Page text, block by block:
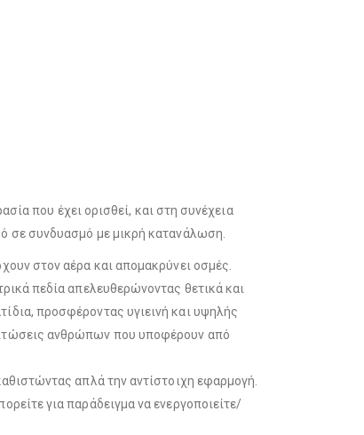
που έχει ορισθεί, και στη συνέχεια
σε συνδυασμό με μικρή κατανάλωση.
στον αέρα και απομακρύνει οσμές.
πεδία απελευθερώνοντας θετικά και
προσφέροντας υγιεινή και υψηλής
ανθρώπων που υποφέρουν από
απλά την αντίστοιχη εφαρμογή.
για παράδειγμα να ενεργοποιείτε/